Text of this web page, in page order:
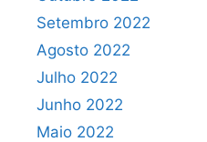
Setembro 2022
Agosto 2022
Julho 2022
Junho 2022
Maio 2022